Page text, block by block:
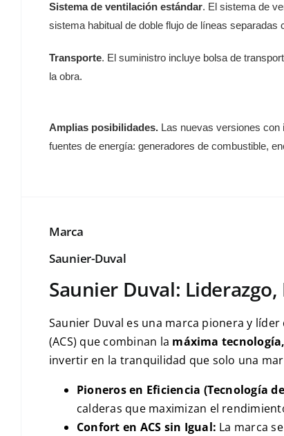
Sistema de ventilación estándar. El sistema de
sistema habitual de doble flujo de líneas separadas
Transporte. El suministro incluye bolsa de
la obra.
Amplias posibilidades. Las nuevas versiones con
fuentes de energía: generadores de combustible,
Marca
Saunier-Duval
Saunier Duval:
Saunier Duval es una marca pionera y
(ACS) que combinan la máxima
invertir en la tranquilidad que solo una
Pioneros en Eficiencia (Tecnología
calderas que maximizan el
Confort en ACS sin Igual: La marca